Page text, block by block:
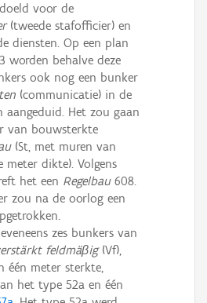
voor de
(tweede stafofficier) en
diensten. Op een plan
worden behalve deze
ook nog een bunker
(communicatie) in de
aangeduid. Het zou gaan
van bouwsterkte
(St, met muren van
dikte). Volgens
het een Regelbau608.
zou na de oorlog een
zes bunkers van
feldmäβig(Vf),
één meter sterkte,
het type 52a en één